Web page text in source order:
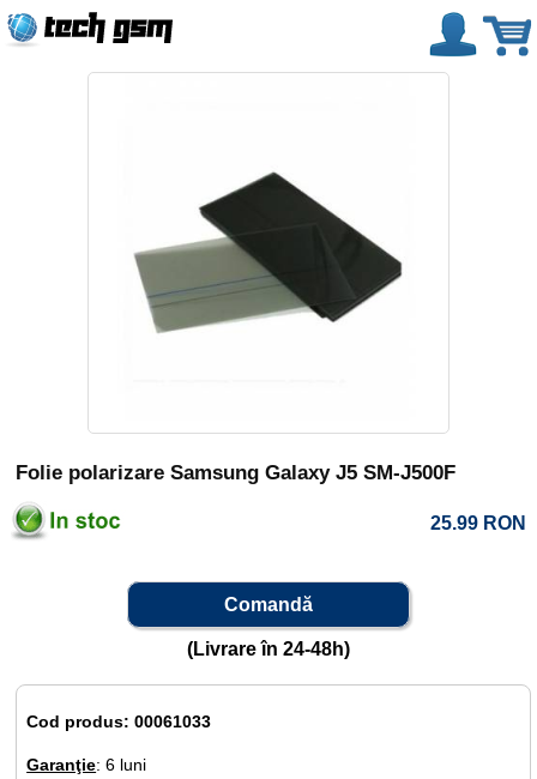
Folie polarizare Samsung Galaxy J5 SM-J500F
25.99 RON
Comandă
(Livrare în 24-48h)
Cod produs: 00061033
Garanţie: 6 luni